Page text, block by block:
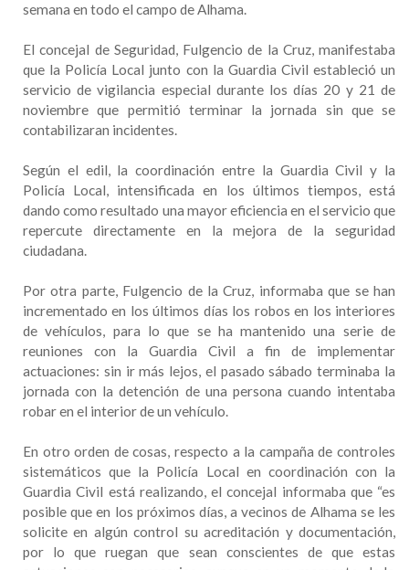
semana en todo el campo de Alhama.
El concejal de Seguridad, Fulgencio de la Cruz, manifestaba
que la Policía Local junto con la Guardia Civil estableció un
servicio de vigilancia especial durante los días 20 y 21 de
noviembre que permitió terminar la jornada sin que se
contabilizaran incidentes.
Según el edil, la coordinación entre la Guardia Civil y la
Policía Local, intensificada en los últimos tiempos, está
dando como resultado una mayor eficiencia en el servicio que
repercute directamente en la mejora de la seguridad
ciudadana.
Por otra parte, Fulgencio de la Cruz, informaba que se han
incrementado en los últimos días los robos en los interiores
de vehículos, para lo que se ha mantenido una serie de
reuniones con la Guardia Civil a fin de implementar
actuaciones: sin ir más lejos, el pasado sábado terminaba la
jornada con la detención de una persona cuando intentaba
robar en el interior de un vehículo.
En otro orden de cosas, respecto a la campaña de controles
sistemáticos que la Policía Local en coordinación con la
Guardia Civil está realizando, el concejal informaba que “es
posible que en los próximos días, a vecinos de Alhama se les
solicite en algún control su acreditación y documentación,
por lo que ruegan que sean conscientes de que estas